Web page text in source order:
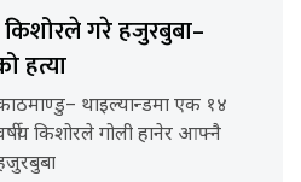
किशोरले गरे हजुरबुबा–
हत्या
थाइल्यान्डमा एक १४
किशोरले गोली हानेर आफ्नै